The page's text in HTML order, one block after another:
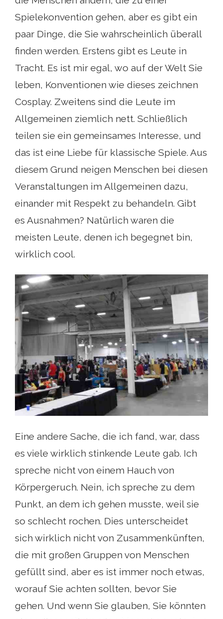
Spielekonvention gehen, aber es gibt ein
paar Dinge, die Sie wahrscheinlich überall
finden werden. Erstens gibt es Leute in
Tracht. Es ist mir egal, wo auf der Welt Sie
leben, Konventionen wie dieses zeichnen
Cosplay. Zweitens sind die Leute im
Allgemeinen ziemlich nett. Schließlich
teilen sie ein gemeinsames Interesse, und
das ist eine Liebe für klassische Spiele. Aus
diesem Grund neigen Menschen bei diesen
Veranstaltungen im Allgemeinen dazu,
einander mit Respekt zu behandeln. Gibt
es Ausnahmen? Natürlich waren die
meisten Leute, denen ich begegnet bin,
wirklich cool.
Eine andere Sache, die ich fand, war, dass
es viele wirklich stinkende Leute gab. Ich
spreche nicht von einem Hauch von
Körpergeruch. Nein, ich spreche zu dem
Punkt, an dem ich gehen musste, weil sie
so schlecht rochen. Dies unterscheidet
sich wirklich nicht von Zusammenkünften,
die mit großen Gruppen von Menschen
gefüllt sind, aber es ist immer noch etwas,
worauf Sie achten sollten, bevor Sie
gehen. Und wenn Sie glauben, Sie könnten